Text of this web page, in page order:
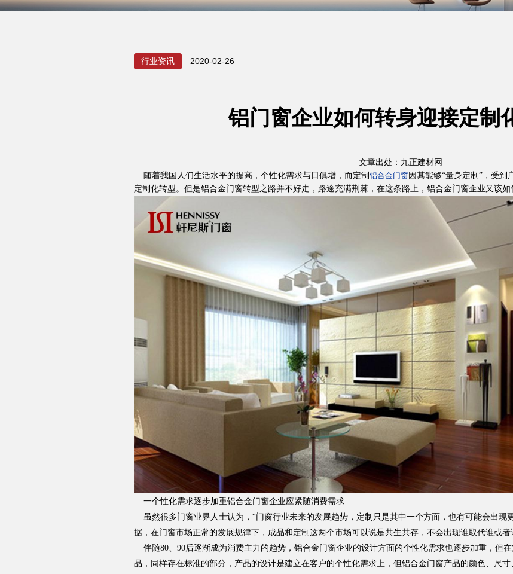
行业资讯 2020-02-26
铝门窗企业如何转身迎接定制
文章出处：九正建材网
随着我国人们生活水平的提高，个性化需求与日俱增，而定制 铝合金门窗 因其能够“量身定制”，受
定制化转型。但是铝合金门窗转型之路并不好走，路途充满荆棘，在这条路上，铝合金门窗企业又该如
一个性化需求逐步加重铝合金门窗企业应紧随消费需求
虽然很多门窗业界人士认为，“门窗行业未来的发展趋势，定制只是其中一个方面，也有可能会出现
据，在门窗市场正常的发展规律下，成品和定制这两个市场可以说是共生共存，不会出现谁取代谁或者
伴随80、90后逐渐成为消费主力的趋势，铝合金门窗企业的设计方面的个性化需求也逐步加重，但
品，同样存在标准的部分，产品的设计是建立在客户的个性化需求上，但铝合金门窗产品的颜色、尺